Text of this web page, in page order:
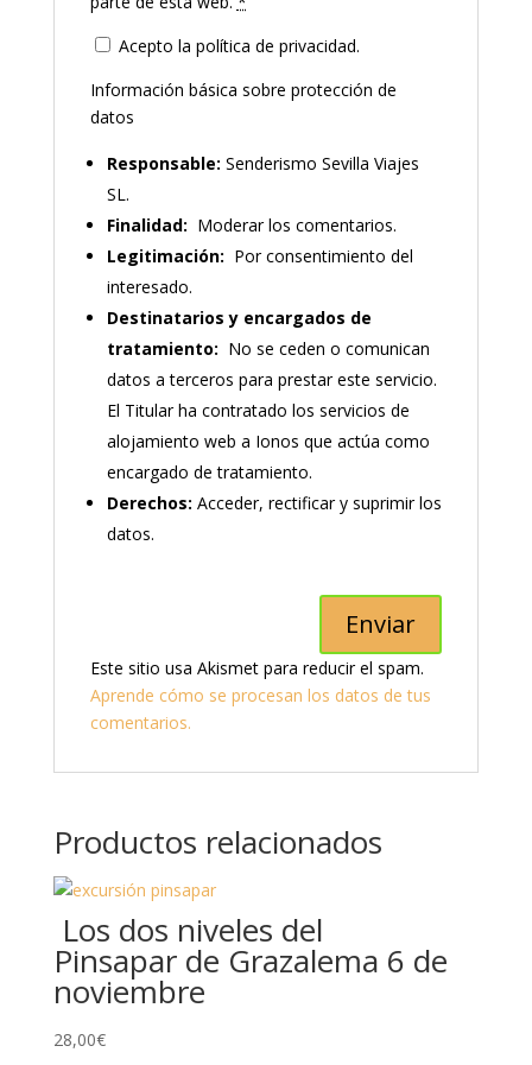
Acepto la política de privacidad.
Información básica sobre protección de
datos
Responsable: Senderismo Sevilla Viajes
SL.
Finalidad: Moderar los comentarios.
Legitimación: Por consentimiento del
interesado.
Destinatarios y encargados de
tratamiento: No se ceden o comunican
datos a terceros para prestar este servicio.
El Titular ha contratado los servicios de
alojamiento web a Ionos que actúa como
encargado de tratamiento.
Derechos: Acceder, rectificar y suprimir los
datos.
Este sitio usa Akismet para reducir el spam.
Aprende cómo se procesan los datos de tus
comentarios.
Productos relacionados
Los dos niveles del
Pinsapar de Grazalema 6 de
noviembre
28,00€